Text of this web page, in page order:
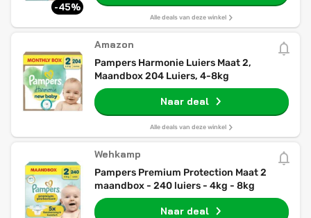
-45%
Alle deals van deze winkel
Amazon
Pampers Harmonie Luiers Maat 2,
Maandbox 204 Luiers, 4-8kg
Naar deal
Alle deals van deze winkel
Wehkamp
Pampers Premium Protection Maat 2
maandbox - 240 luiers - 4kg - 8kg
Naar deal